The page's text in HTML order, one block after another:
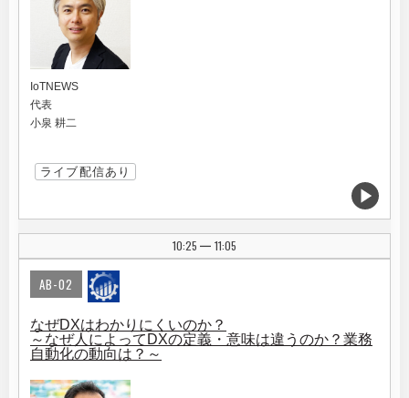
IoTNEWS
代表
小泉 耕二
ライブ配信あり
10:25 | 11:05
AB-02
なぜDXはわかりにくいのか？
～なぜ人によってDXの定義・意味は違うのか？業務
自動化の動向は？～